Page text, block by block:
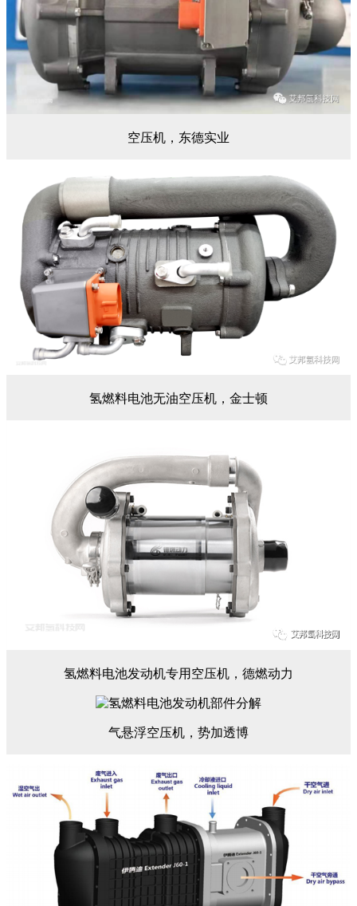
空压机，东德实业
氢燃料电池无油空压机，金士顿
氢燃料电池发动机专用空压机，德燃动力
气悬浮空压机，势加透博